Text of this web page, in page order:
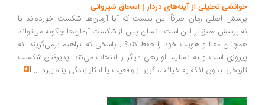
تحلیلی از آینه‌های دردار | اسحاق شیروانی
اصلی رمان صرفاً این نیست که آیا آرمان‌ها شکست خورده‌اند یا
عمیق‌تر این است: انسان پس از شکست آرمان‌ها چگونه می‌تواند
معنا و هویت خود را حفظ کند؟... پاسخی که ابراهیم برمی‌گزیند، نه
است و نه تسلیم. او راهی دیگر را انتخاب می‌کند: پذیرفتن شکست
بدون آنکه به خیانت، گریز از واقعیت یا انکار زندگی پناه ببرد...